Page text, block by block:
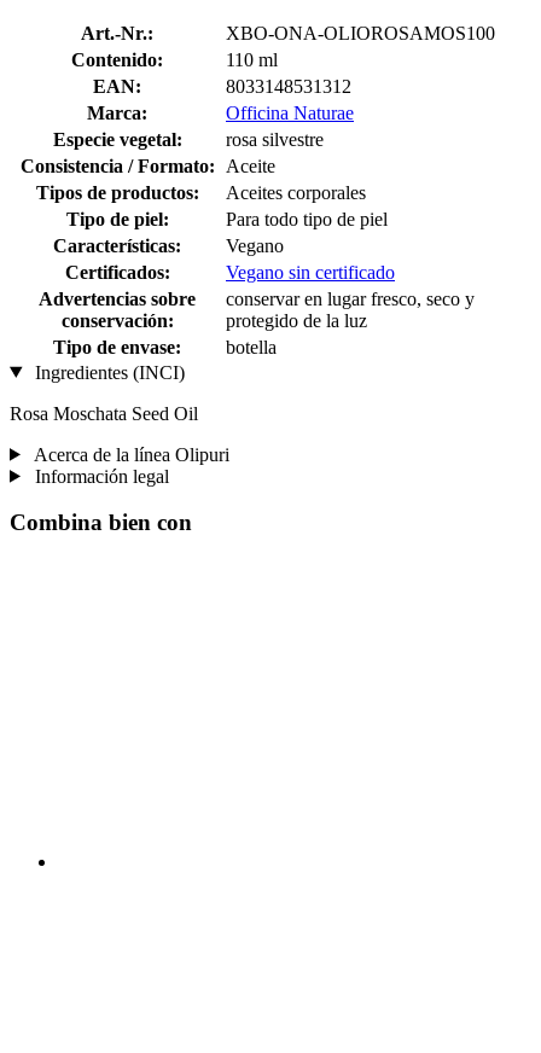
Art.-Nr.:
XBO-ONA-OLIOROSAMOS100
Contenido:
110 ml
EAN:
8033148531312
Marca:
Officina Naturae
Especie vegetal:
rosa silvestre
Consistencia / Formato:
Aceite
Tipos de productos:
Aceites corporales
Tipo de piel:
Para todo tipo de piel
Características:
Vegano
Certificados:
Vegano sin certificado
Advertencias sobre
conservación:
conservar en lugar fresco, seco y
protegido de la luz
Tipo de envase:
botella
Ingredientes (INCI)
Rosa Moschata Seed Oil
Acerca de la línea Olipuri
Información legal
Combina bien con